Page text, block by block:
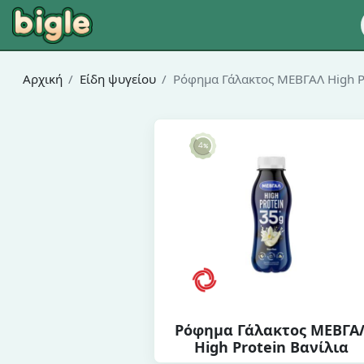
Αρχική Είδη ψυγείου Ρόφημα Γάλακτος ΜΕΒΓΑΛ High
Ρόφημα Γάλακτος
High Protein Βανίλια